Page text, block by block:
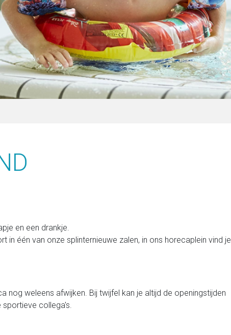
en een drankje.
in één van onze splinternieuwe zalen, in ons horecaplein vind je
nog weleens afwijken. Bij twijfel kan je altijd de openingstijden
sportieve collega's.